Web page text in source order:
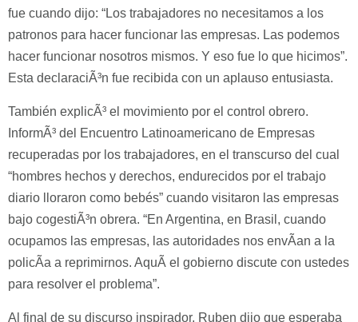
fue cuando dijo: “Los trabajadores no necesitamos a los
patronos para hacer funcionar las empresas. Las podemos
hacer funcionar nosotros mismos. Y eso fue lo que hicimos”.
Esta declaraciÃ³n fue recibida con un aplauso entusiasta.
También explicÃ³ el movimiento por el control obrero.
InformÃ³ del Encuentro Latinoamericano de Empresas
recuperadas por los trabajadores, en el transcurso del cual
“hombres hechos y derechos, endurecidos por el trabajo
diario lloraron como bebés” cuando visitaron las empresas
bajo cogestiÃ³n obrera. “En Argentina, en Brasil, cuando
ocupamos las empresas, las autoridades nos envÃ­an a la
policÃ­a a reprimirnos. AquÃ­ el gobierno discute con ustedes
para resolver el problema”.
Al final de su discurso inspirador, Ruben dijo que esperaba